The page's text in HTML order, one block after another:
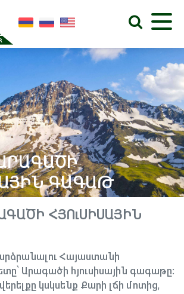
ԳԱԳԱԹ
ՀՅՈւՍԻՍԱՅԻՆ
Հայաստանի
Արագածի հյուսիսային գագաթը:
կսկսենք Քարի լճի մոտից,